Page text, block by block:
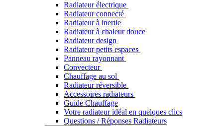
Radiateur électrique
Radiateur connecté
Radiateur à inertie
Radiateur à chaleur douce
Radiateur design
Radiateur petits espaces
Panneau rayonnant
Convecteur
Chauffage au sol
Radiateur réversible
Accessoires radiateurs
Guide Chauffage
Votre radiateur idéal en quelques clics
Questions / Réponses Radiateurs